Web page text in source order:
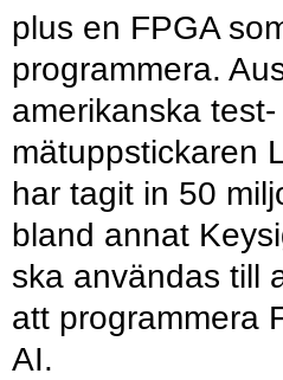
plus en FPGA
programmera.
amerikanska test-
mätuppstickaren
har tagit in 50
bland annat
ska användas till
att programmera
AI.